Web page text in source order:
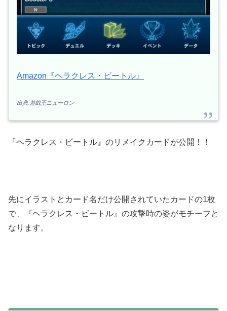
Amazon『ヘラクレス・ビートル』
出典:遊戯王ニューロン
『ヘラクレス・ビートル』のリメイクカードが公開！！
先にイラストとカード名だけ公開されていたカードの1枚
で、『ヘラクレス・ビートル』の攻撃時の姿がモチーフと
なります。